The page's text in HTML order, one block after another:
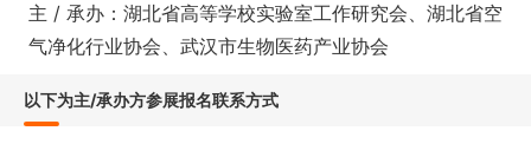
主 / 承办：湖北省高等学校实验室工作研究会、湖北省空
气净化行业协会、武汉市生物医药产业协会
以下为主/承办方参展报名联系方式